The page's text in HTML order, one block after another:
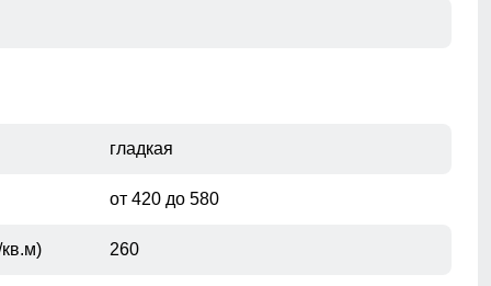
внутренний карманы служат местом хранения
гладкая
от 420 до 580
кв.м) 260